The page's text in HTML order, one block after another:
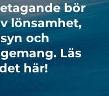
bör
lönsamhet,
och
Läs
här!